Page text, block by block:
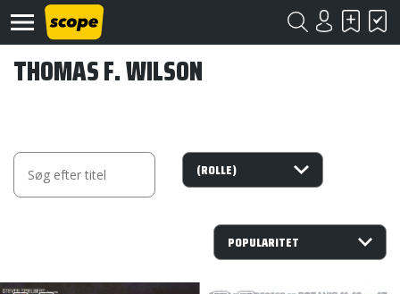
Om
THOMAS F. WILSON